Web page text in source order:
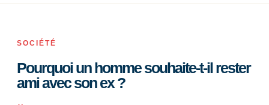
SOCIÉTÉ
Pourquoi un homme souhaite-t-il rester
ami avec son ex ?